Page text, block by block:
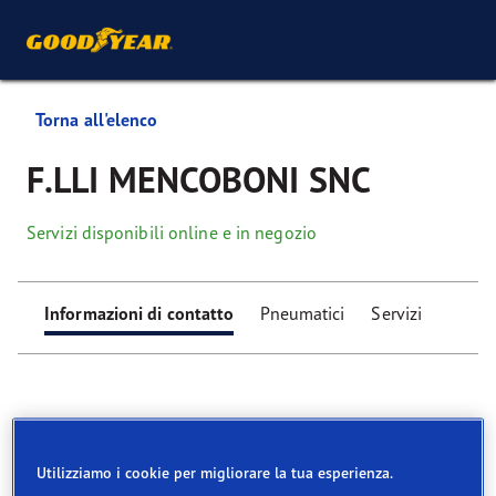
Torna all'elenco
F.LLI MENCOBONI SNC
Servizi disponibili online e in negozio
Informazioni di contatto Pneumatici Servizi
Find your tyres
Utilizziamo i cookie per migliorare la tua esperienza.